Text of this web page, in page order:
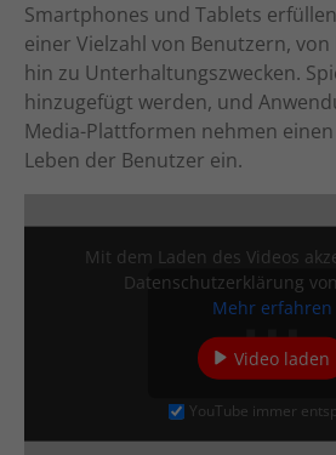
Smartphones und Tablets
einer Vielzahl von Benutzern,
hin zu Unterhaltungszwecken.
hinzugefügt werden, und
Media-Plattformen nehmen
Leben der Benutzer ein.
Mit dem Laden des Videos
Datenschutzerklärung
Mehr erfahren
Video laden
YouTube immer